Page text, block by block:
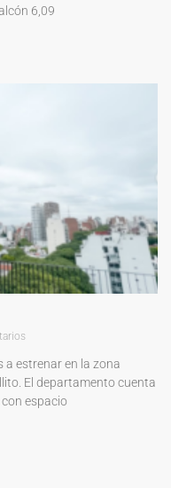
6,09
a estrenar en la zona
El departamento cuenta
espacio